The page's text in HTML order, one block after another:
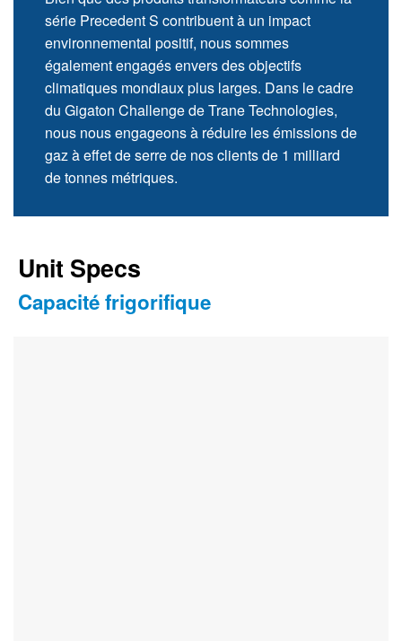
série Precedent S contribuent à un impact
environnemental positif, nous sommes
également engagés envers des objectifs
climatiques mondiaux plus larges. Dans le cadre
du Gigaton Challenge de Trane Technologies,
nous nous engageons à réduire les émissions de
gaz à effet de serre de nos clients de 1 milliard
de tonnes métriques.
Unit Specs
Capacité frigorifique